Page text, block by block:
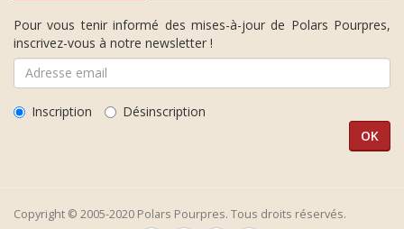
Pour vous tenir informé des mises-à-jour de Polars Pourpres,
inscrivez-vous à notre newsletter !
Inscription Désinscription
Copyright © 2005-2020 Polars Pourpres. Tous droits réservés.